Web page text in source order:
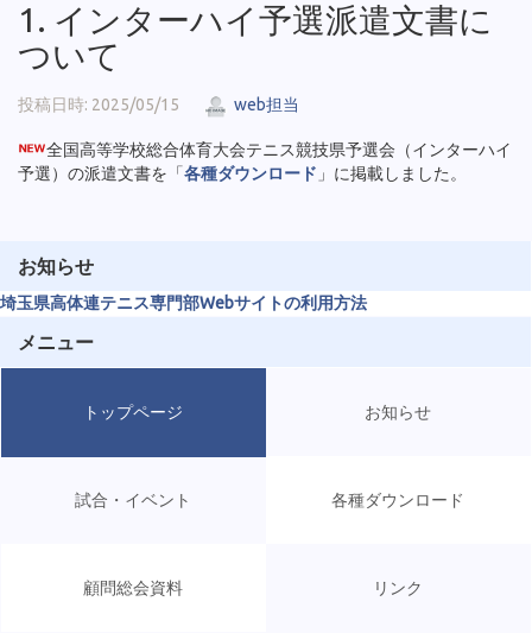
1. インターハイ予選派遣文書に
ついて
投稿日時: 2025/05/15 web担当
全国高等学校総合体育大会テニス競技県予選会（インターハイ
予選）の派遣文書を「各種ダウンロード 」に掲載しました。
お知らせ
埼玉県高体連テニス専門部Webサイトの利用方法
メニュー
トップページ お知らせ
試合・イベント 各種ダウンロード
顧問総会資料 リンク